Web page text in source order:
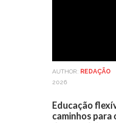
AUTHOR: REDAÇÃO
2026
Educação
caminhos para